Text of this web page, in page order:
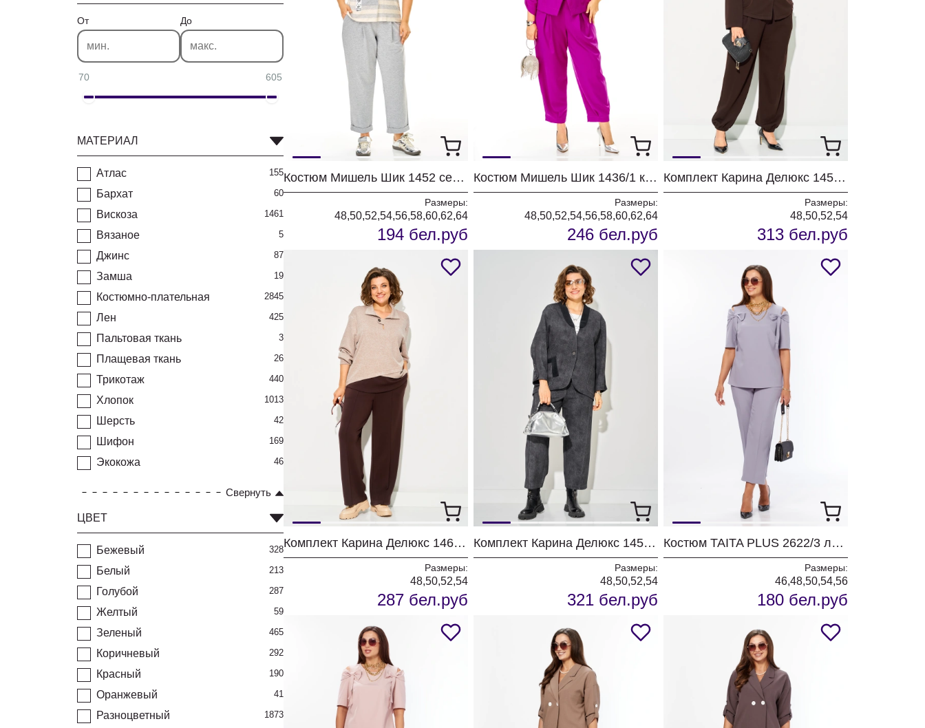
От До
70 605
МАТЕРИАЛ
Атлас 155
Бархат 60
Вискоза 1461
Вязаное 5
Джинс 87
Замша 19
Костюмно-плательная 2845
Лен 425
Пальтовая ткань 3
Плащевая ткань 26
Трикотаж 440
Хлопок 1013
Шерсть 42
Шифон 169
Экокожа 46
Свернуть
ЦВЕТ
Бежевый 328
Белый 213
Голубой 287
Желтый 59
Зеленый 465
Коричневый 292
Красный 190
Оранжевый 41
Разноцветный 1873
Костюм Мишель Шик 1452 серый+полоска
Размеры:
48,50,52,54,56,58,60,62,64
194 бел.руб
Костюм Мишель Шик 1436/1 королевский пурпур
Размеры:
48,50,52,54,56,58,60,62,64
246 бел.руб
Комплект Карина Делюкс 1458 коричневый
Размеры:
48,50,52,54
313 бел.руб
Комплект Карина Делюкс 1460 бежевый
Размеры:
48,50,52,54
287 бел.руб
Комплект Карина Делюкс 1451 антрацит
Размеры:
48,50,52,54
321 бел.руб
Костюм TAITA PLUS 2622/3 лаванда
Размеры:
46,48,50,54,56
180 бел.руб